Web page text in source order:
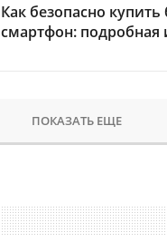
Как безопасно купить
смартфон: подробная
ПОКАЗАТЬ ЕЩЕ